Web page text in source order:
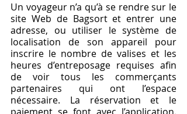
Un voyageur n’a qu’à se rendre sur le
site Web de Bagsort et entrer une
adresse, ou utiliser le système de
localisation de son appareil pour
inscrire le nombre de valises et les
heures d’entreposage requises afin
de voir tous les commerçants
partenaires qui ont l’espace
nécessaire. La réservation et le